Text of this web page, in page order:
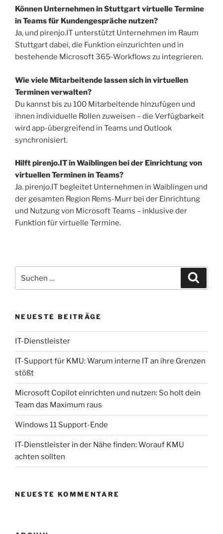
Können Unternehmen in Stuttgart virtuelle Termine
in Teams für Kundengespräche nutzen?
Ja, und pirenjo.IT unterstützt Unternehmen im Raum
Stuttgart dabei, die Funktion einzurichten und in
bestehende Microsoft 365-Workflows zu integrieren.
Wie viele Mitarbeitende lassen sich in virtuellen
Terminen verwalten?
Du kannst bis zu 100 Mitarbeitende hinzufügen und
ihnen individuelle Rollen zuweisen – die Verfügbarkeit
wird app-übergreifend in Teams und Outlook
synchronisiert.
Hilft pirenjo.IT in Waiblingen bei der Einrichtung von
virtuellen Terminen in Teams?
Ja. pirenjo.IT begleitet Unternehmen in Waiblingen und
der gesamten Region Rems-Murr bei der Einrichtung
und Nutzung von Microsoft Teams – inklusive der
Funktion für virtuelle Termine.
NEUESTE BEITRÄGE
IT-Dienstleister
IT-Support für KMU: Warum interne IT an ihre Grenzen
stößt
Microsoft Copilot einrichten und nutzen: So holt dein
Team das Maximum raus
Windows 11 Support-Ende
IT-Dienstleister in der Nähe finden: Worauf KMU
achten sollten
NEUESTE KOMMENTARE